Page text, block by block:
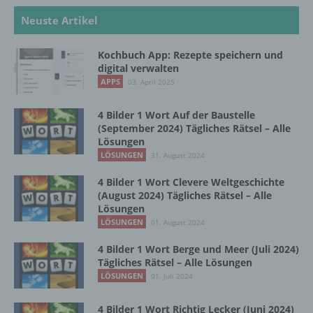
Neuste Artikel
Kochbuch App: Rezepte speichern und
digital verwalten
APPS 03. April 2025
4 Bilder 1 Wort Auf der Baustelle
(September 2024) Tägliches Rätsel – Alle
Lösungen
LÖSUNGEN 31. August 2024
4 Bilder 1 Wort Clevere Weltgeschichte
(August 2024) Tägliches Rätsel – Alle
Lösungen
LÖSUNGEN 01. August 2024
4 Bilder 1 Wort Berge und Meer (Juli 2024)
Tägliches Rätsel – Alle Lösungen
LÖSUNGEN 01. Juli 2024
4 Bilder 1 Wort Richtig Lecker (Juni 2024)
Vorgang oder jede solche Vorgangsreihe im
Daten wie das Erheben, das Erfassen, die
Organisation, das Ordnen, die Speicherung,
die Anpassung oder Veränderung, das
die Offenlegung durch Übermittlung,
Verbreitung oder eine andere Form der
Bereitstellung, den Abgleich oder die
Verknüpfung, die Einschränkung, das
Löschen oder die Vernichtung.
d) Einschränkung der Verarbeitung
Einschränkung der Verarbeitung ist die
Markierung gespeicherter
personenbezogener Daten mit dem Ziel, ihre
künftige Verarbeitung einzuschränken.